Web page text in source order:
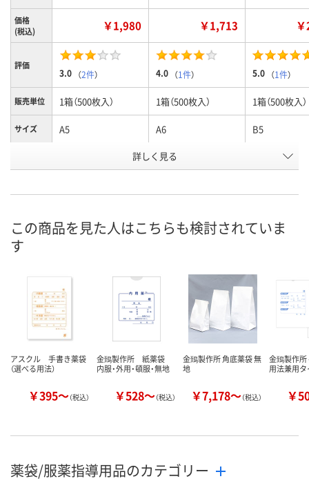
価格
(税込)
￥1,980 ￥1,713
評価
3.0 （2件） 4.0 （1件） 5.0 （1件）
販売単位 1箱（500枚入） 1箱（500枚入） 1箱（500枚入）
サイズ A5 A6 B5
U441532 U441534
8月9日（日）
カ
詳しく見る
この商品を見た人はこちらも検討されていま
す
アスクル 手書き薬袋
（選べる用法）
￥395～（税込）
金鵄製作所 紙薬袋
内服・外用・頓服・無地
￥528～（税込）
金鵄製作所 角底薬袋 無
地
￥7,178～（税込）
金鵄製作
用法兼用
￥
薬袋/服薬指導用品のカテゴリー